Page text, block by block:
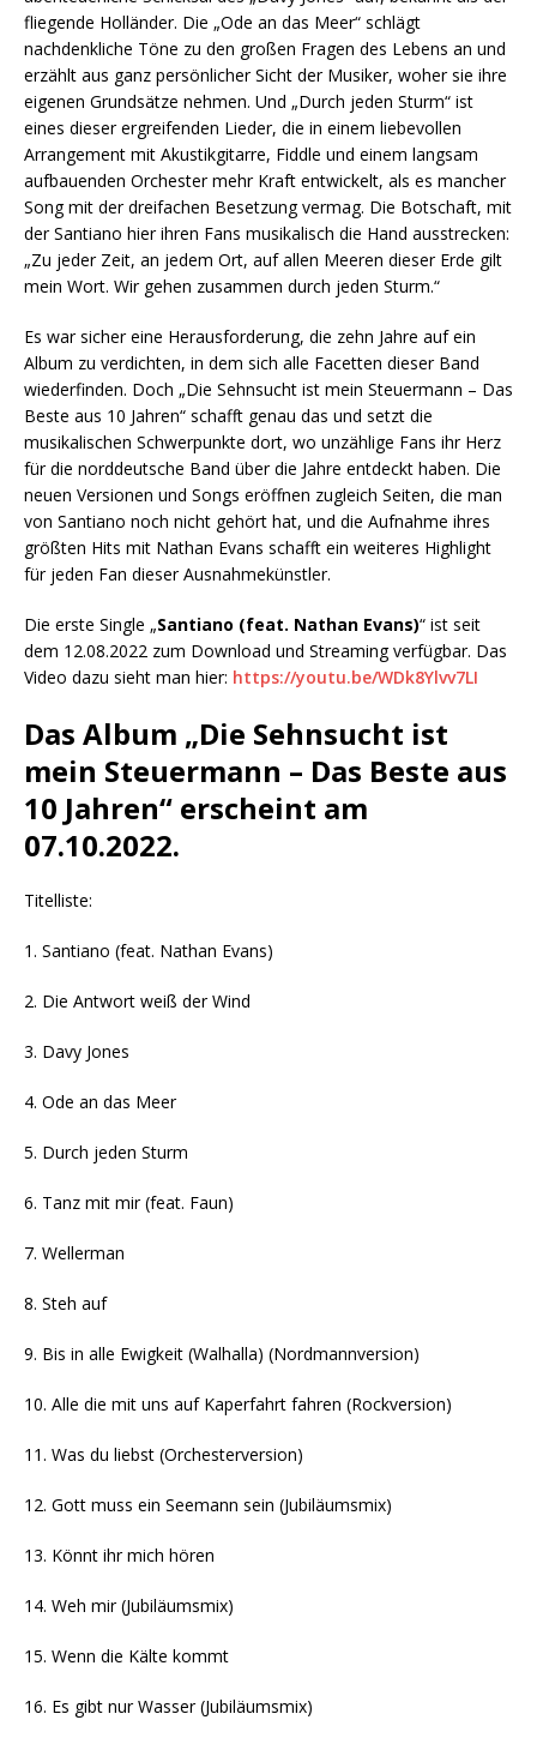
fliegende Holländer. Die „Ode an das Meer“ schlägt
nachdenkliche Töne zu den großen Fragen des Lebens an und
erzählt aus ganz persönlicher Sicht der Musiker, woher sie ihre
eigenen Grundsätze nehmen. Und „Durch jeden Sturm“ ist
eines dieser ergreifenden Lieder, die in einem liebevollen
Arrangement mit Akustikgitarre, Fiddle und einem langsam
aufbauenden Orchester mehr Kraft entwickelt, als es mancher
Song mit der dreifachen Besetzung vermag. Die Botschaft, mit
der Santiano hier ihren Fans musikalisch die Hand ausstrecken:
„Zu jeder Zeit, an jedem Ort, auf allen Meeren dieser Erde gilt
mein Wort. Wir gehen zusammen durch jeden Sturm.“
Es war sicher eine Herausforderung, die zehn Jahre auf ein
Album zu verdichten, in dem sich alle Facetten dieser Band
wiederfinden. Doch „Die Sehnsucht ist mein Steuermann – Das
Beste aus 10 Jahren“ schafft genau das und setzt die
musikalischen Schwerpunkte dort, wo unzählige Fans ihr Herz
für die norddeutsche Band über die Jahre entdeckt haben. Die
neuen Versionen und Songs eröffnen zugleich Seiten, die man
von Santiano noch nicht gehört hat, und die Aufnahme ihres
größten Hits mit Nathan Evans schafft ein weiteres Highlight
für jeden Fan dieser Ausnahmekünstler.
Die erste Single „Santiano (feat. Nathan Evans)“ ist seit
dem 12.08.2022 zum Download und Streaming verfügbar. Das
Video dazu sieht man hier: https://youtu.be/WDk8Ylvv7LI
Das Album „Die Sehnsucht ist
mein Steuermann – Das Beste aus
10 Jahren“ erscheint am
07.10.2022.
Titelliste:
1. Santiano (feat. Nathan Evans)
2. Die Antwort weiß der Wind
3. Davy Jones
4. Ode an das Meer
5. Durch jeden Sturm
6. Tanz mit mir (feat. Faun)
7. Wellerman
8. Steh auf
9. Bis in alle Ewigkeit (Walhalla) (Nordmannversion)
10. Alle die mit uns auf Kaperfahrt fahren (Rockversion)
11. Was du liebst (Orchesterversion)
12. Gott muss ein Seemann sein (Jubiläumsmix)
13. Könnt ihr mich hören
14. Weh mir (Jubiläumsmix)
15. Wenn die Kälte kommt
16. Es gibt nur Wasser (Jubiläumsmix)